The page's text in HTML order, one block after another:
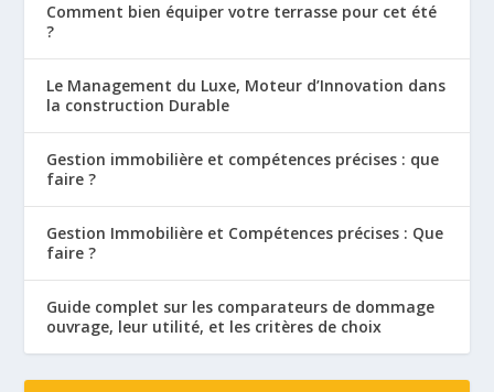
Comment bien équiper votre terrasse pour cet été
?
Le Management du Luxe, Moteur d’Innovation dans
la construction Durable
Gestion immobilière et compétences précises : que
faire ?
Gestion Immobilière et Compétences précises : Que
faire ?
Guide complet sur les comparateurs de dommage
ouvrage, leur utilité, et les critères de choix